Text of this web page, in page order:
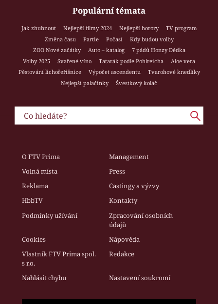
Populární témata
Jak zhubnout Nejlepší filmy 2024 Nejlepší horory
TV program
Změna času
Partie Počasí
Kdy budou volby
ZOO Nové začátky
Auto – katalog
7 pádů Honzy Dědka
Volby 2025
Svařené víno Tatarák podle Pohlreicha
Aloe vera
Pěstování lichořeřišnice
Výpočet ascendentu
Tvarohové knedlíky
Nejlepší palačinky
Švestkový koláč
O FTV Prima
Management
Volná místa
Press
Reklama
Castingy a výzvy
HbbTV
Kontakty
Podmínky užívání
Zpracování osobních
údajů
Cookies
Nápověda
Vlastník FTV Prima spol.
s r.o.
Redakce
Nahlásit chybu Nastavení soukromí